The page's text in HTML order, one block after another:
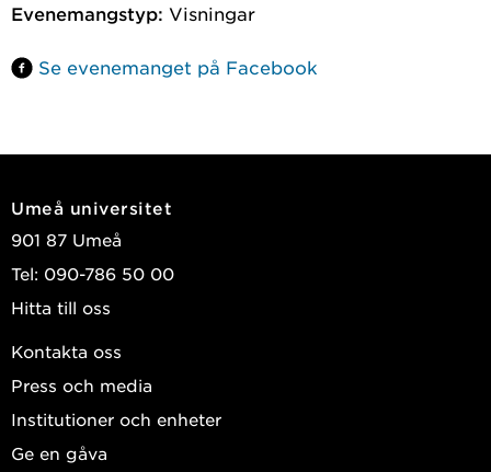
Evenemangstyp: Visningar
Se evenemanget på Facebook
Umeå universitet
901 87 Umeå
Tel: 090-786 50 00
Hitta till oss
Kontakta oss
Press och media
Institutioner och enheter
Ge en gåva